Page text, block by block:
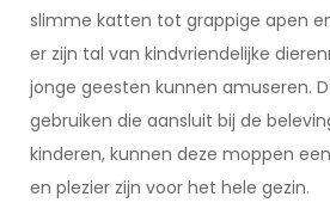
slimme katten tot grappige apen
er zijn tal van kindvriendelijke
jonge geesten kunnen amuseren.
gebruiken die aansluit bij de
kinderen, kunnen deze moppen
en plezier zijn voor het hele gezin.